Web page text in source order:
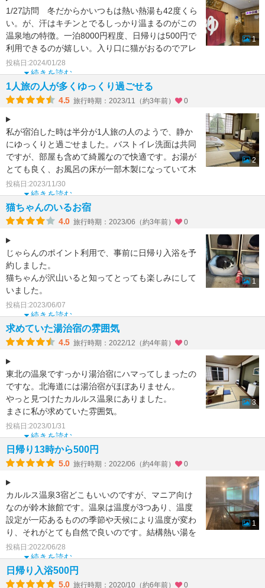
1/27訪問 冬だからかいつもは熱い熱湯も42度くら
い。が、汗はキチンとでるしっかり温まるのがこの
温泉地の特徴。一泊8000円程度、日帰りは500円で
利用できるのが嬉しい。入り口に猫がおるのでアレ
ルギ
続きを読む
投稿日:2024/01/28
1
1人旅の人が多くゆっくり過ごせる
4.5 旅行時期：2023/11（約3年前） 0
私が宿泊した時は半分が1人旅の人のようで、静か
にゆっくりと過ごせました。バストイレ洗面は共同
ですが、部屋も含めて綺麗なので快適です。お湯が
とても良く、お風呂の床が一部木製になっていて木
のまくらを使って
続きを読む
投稿日:2023/11/30
2
猫ちゃんのいるお宿
4.0 旅行時期：2023/06（約3年前） 0
じゃらんのポイント利用で、事前に日帰り入浴を予
約しました。
猫ちゃんが沢山いると知ってとっても楽しみにして
いました。
宿の前に猫ちゃんが一匹、と思いきや、ぞろぞろと
どこからともなく猫が出てきて、全
続きを読む
投稿日:2023/06/07
1
求めていた湯治宿の雰囲気
4.5 旅行時期：2022/12（約4年前） 0
東北の温泉ですっかり湯治宿にハマってしまったの
ですな。北海道には湯治宿がほぼありません。
やっと見つけたカルルス温泉にありました。
まさに私が求めていた雰囲気。
バストイレは共同ですが、清潔です
続きを読む
投稿日:2023/01/31
3
日帰り13時から500円
5.0 旅行時期：2022/06（約4年前） 0
カルルス温泉3宿どこもいいのですが、マニア向け
なのが鈴木旅館です。温泉は温度が3つあり、温度
設定が一応あるものの季節や天候により温度が変わ
り、それがとても自然で良いのです。結構熱い湯を
楽しむことができ
続きを読む
投稿日:2022/06/28
1
日帰り入浴500円
5.0 旅行時期：2020/10（約6年前） 0